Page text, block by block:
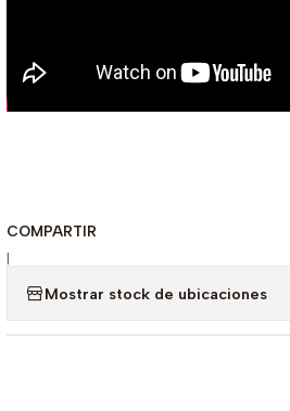
COMPARTIR
|
Mostrar stock de ubicaciones